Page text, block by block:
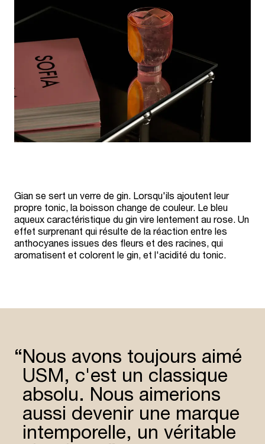
Gian se sert un verre de gin. Lorsqu'ils ajoutent leur
propre tonic, la boisson change de couleur. Le bleu
aqueux caractéristique du gin vire lentement au rose. Un
effet surprenant qui résulte de la réaction entre les
anthocyanes issues des fleurs et des racines, qui
aromatisent et colorent le gin, et l'acidité du tonic.
“Nous avons toujours aimé
USM, c'est un classique
absolu. Nous aimerions
aussi devenir une marque
intem­porelle, un véritable